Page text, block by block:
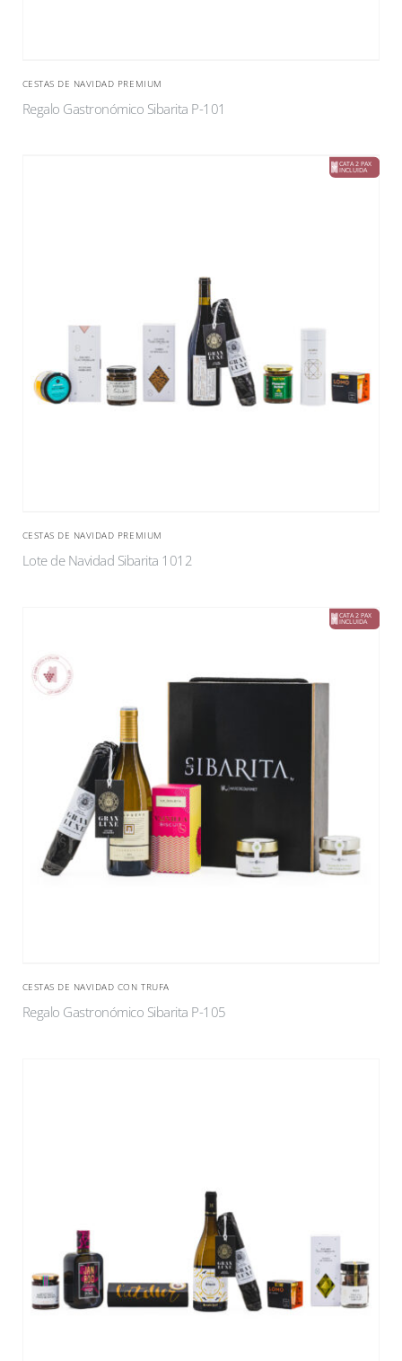
CESTAS DE NAVIDAD PREMIUM
Regalo Gastronómico Sibarita P-101
CESTAS DE NAVIDAD PREMIUM
Lote de Navidad Sibarita 1012
CESTAS DE NAVIDAD CON TRUFA
Regalo Gastronómico Sibarita P-105